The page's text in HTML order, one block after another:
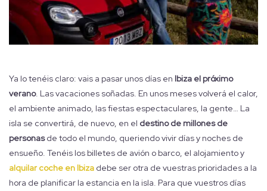
Ya lo tenéis claro: vais a pasar unos días en Ibiza el próximo
verano. Las vacaciones soñadas. En unos meses volverá el calor,
el ambiente animado, las fiestas espectaculares, la gente… La
isla se convertirá, de nuevo, en el destino de millones de
personasde todo el mundo, queriendo vivir días y noches de
ensueño. Tenéis los billetes de avión o barco, el alojamiento y
alquilar coche en Ibiza debe ser otra de vuestras prioridades a la
hora de planificar la estancia en la isla. Para que vuestros días